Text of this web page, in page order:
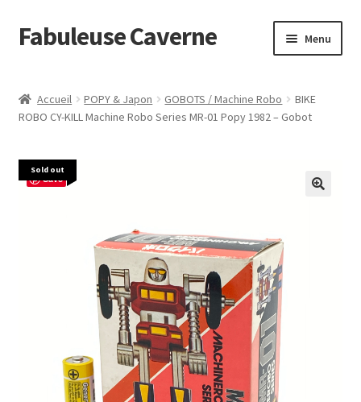
Aller
à
navigation
Aller
au
Fabuleuse Caverne Menu
En boutique
enfant
Superflat Museum Murakami
Accueil POPY & Japon GOBOTS / Machine Robo
BIKE
ROBO CY-KILL Machine Robo Series MR-01 Popy 1982 – Gobot
Sold out
Save